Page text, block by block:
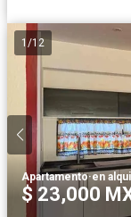
1 /12
Apartamento·en
$ 23,000